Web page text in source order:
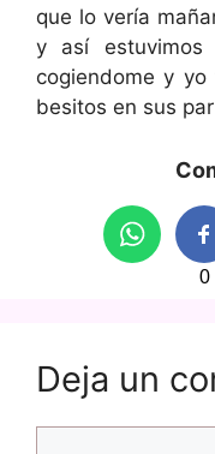
que lo vería
y así
cogiendome y
besitos en sus
0
Deja un